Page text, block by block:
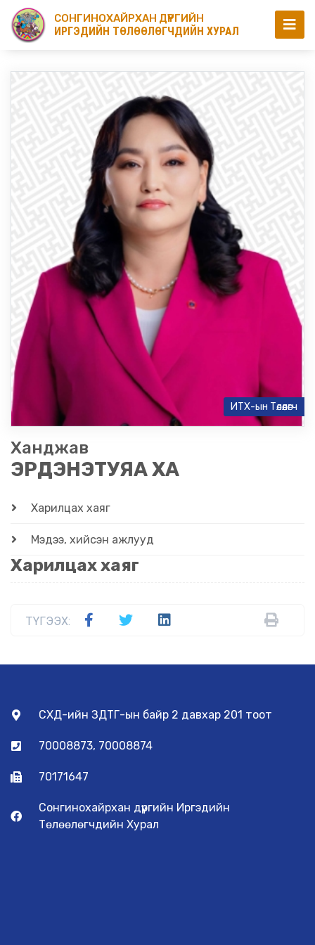
СОНГИНОХАЙРХАН ДҮҮРГИЙН
ИРГЭДИЙН ТӨЛӨӨЛӨГЧДИЙН ХУРАЛ
ИТХ-ын Төлөөлөгч
Ханджав
ЭРДЭНЭТУЯА ХА
Харилцах хаяг
Мэдээ, хийсэн ажлууд
Харилцах хаяг
ТҮГЭЭХ:
СХД-ийн ЗДТГ-ын байр 2 давхар 201 тоот
70008873, 70008874
70171647
Сонгинохайрхан дүүргийн Иргэдийн
Төлөөлөгчдийн Хурал